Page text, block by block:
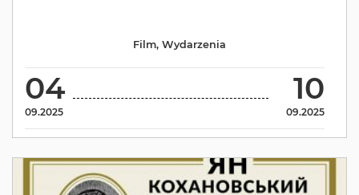
04
09.2025
10
09.2025
Film, Wydarzenia